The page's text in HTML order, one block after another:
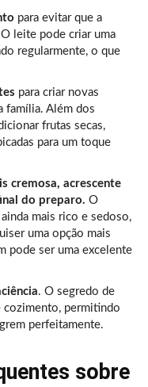
para evitar que a
leite pode criar uma
regularmente, o que
para criar novas
família. Além dos
frutas secas,
para um toque
cremosa, acrescente
do preparo. O
mais rico e sedoso,
uma opção mais
pode ser uma excelente
. O segredo de
cozimento, permitindo
perfeitamente.
sobre